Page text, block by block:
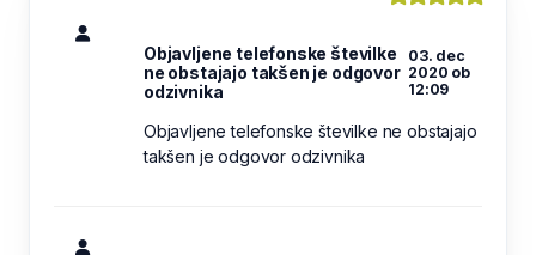
Objavljene telefonske številke
ne obstajajo takšen je odgovor
odzivnika
03. dec
2020 ob
12:09
Objavljene telefonske številke ne obstajajo
takšen je odgovor odzivnika